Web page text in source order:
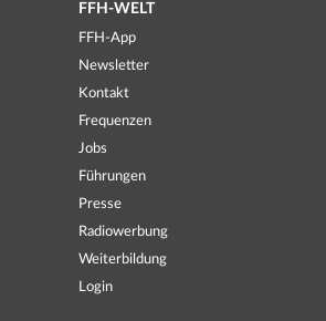
FFH-WELT
FFH-App
Newsletter
Kontakt
Frequenzen
Jobs
Führungen
Presse
Radiowerbung
Weiterbildung
Login